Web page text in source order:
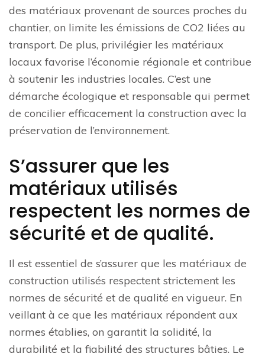
des matériaux provenant de sources proches du
chantier, on limite les émissions de CO2 liées au
transport. De plus, privilégier les matériaux
locaux favorise l’économie régionale et contribue
à soutenir les industries locales. C’est une
démarche écologique et responsable qui permet
de concilier efficacement la construction avec la
préservation de l’environnement.
S’assurer que les
matériaux utilisés
respectent les normes de
sécurité et de qualité.
Il est essentiel de s’assurer que les matériaux de
construction utilisés respectent strictement les
normes de sécurité et de qualité en vigueur. En
veillant à ce que les matériaux répondent aux
normes établies, on garantit la solidité, la
durabilité et la fiabilité des structures bâties. Le